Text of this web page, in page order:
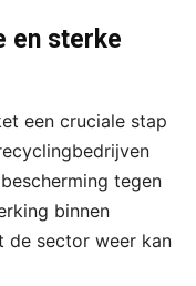
en sterke
een cruciale stap
tegen
binnen
de sector weer kan